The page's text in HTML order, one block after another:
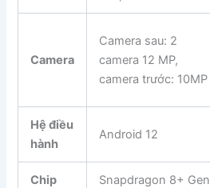
Camera
Camera sau: 2
camera 12 MP,
camera trước: 10MP
Hệ điều
hành
Android 12
Chip
Snapdragon 8+ Gen